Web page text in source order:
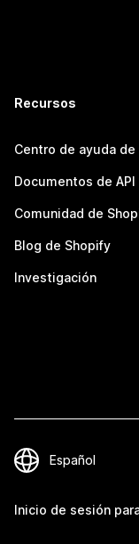
Recursos
Centro de ayuda de
Documentos de API
Comunidad de
Blog de Shopify
Investigación
Inicio de sesión